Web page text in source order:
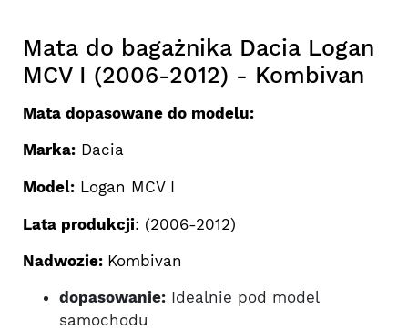
Mata do bagażnika Dacia Logan
MCV I (2006-2012) - Kombivan
Mata dopasowane do modelu:
Marka: Dacia
Model: Logan MCV I
Lata produkcji: (2006-2012)
Nadwozie: Kombivan
dopasowanie: Idealnie pod model
samochodu